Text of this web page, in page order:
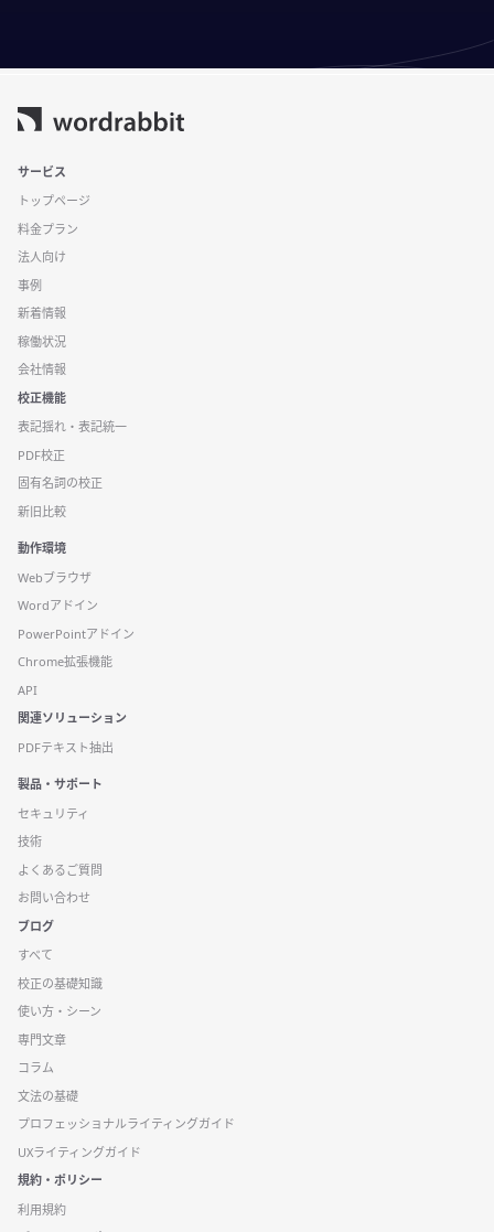
サービス
トップページ
料金プラン
法人向け
事例
新着情報
稼働状況
会社情報
校正機能
表記揺れ・表記統一
PDF校正
固有名詞の校正
新旧比較
動作環境
Webブラウザ
Wordアドイン
PowerPointアドイン
Chrome拡張機能
API
関連ソリューション
PDFテキスト抽出
製品・サポート
セキュリティ
技術
よくあるご質問
お問い合わせ
ブログ
すべて
校正の基礎知識
使い方・シーン
専門文章
コラム
文法の基礎
プロフェッショナルライティングガイド
UXライティングガイド
規約・ポリシー
利用規約